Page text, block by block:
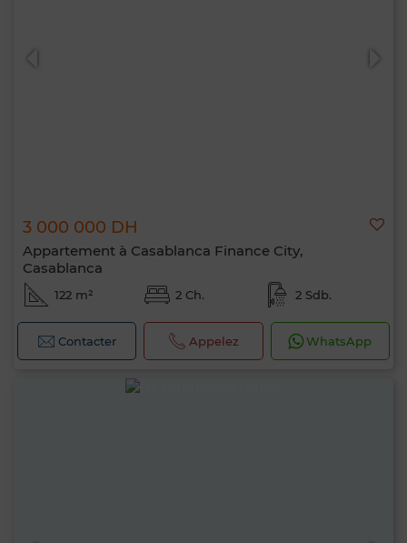
3 000 000 DH
Appartement à Casablanca Finance City,
Casablanca
122 m² 2 Ch. 2 Sdb.
Contacter Appelez WhatsApp